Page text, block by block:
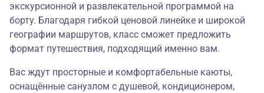
экскурсионной и развлекательной программой на
борту. Благодаря гибкой ценовой линейке и широкой
географии маршрутов, класс сможет предложить
формат путешествия, подходящий именно вам.
Вас ждут просторные и комфортабельные каюты,
оснащённые санузлом с душевой, кондиционером,